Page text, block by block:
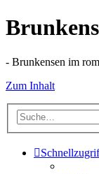
- Brunkensen im
Zum Inhalt